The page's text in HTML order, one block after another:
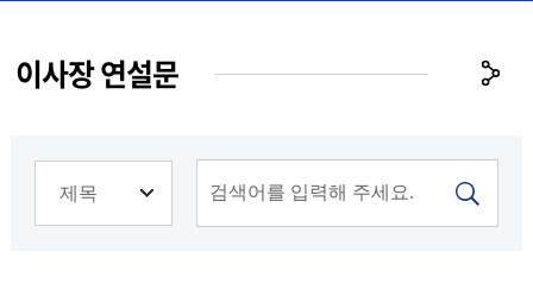
이사장 연설문